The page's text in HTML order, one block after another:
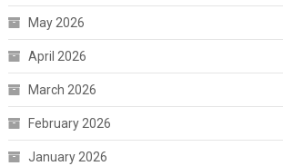
May 2026
April 2026
March 2026
February 2026
January 2026